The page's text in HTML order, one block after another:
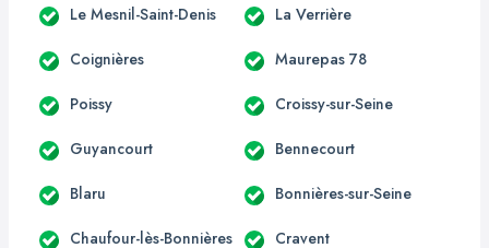
Le Mesnil-Saint-Denis La Verrière
Coignières Maurepas 78
Poissy Croissy-sur-Seine
Guyancourt Bennecourt
Blaru Bonnières-sur-Seine
Chaufour-lès-Bonnières Cravent